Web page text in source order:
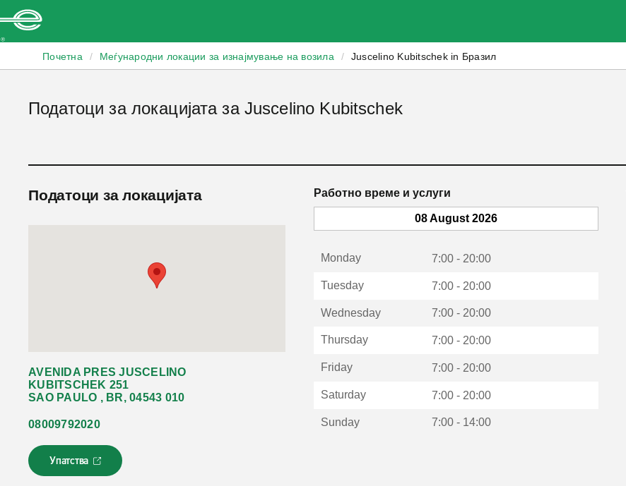
Почетна / Меѓународни локации за изнајмување на возила / Juscelino Kubitschek in Бразил
Податоци за локацијата за Juscelino Kubitschek
Податоци за локацијата
AVENIDA PRES JUSCELINO
KUBITSCHEK 251
SAO PAULO , BR, 04543 010
08009792020
Упатства
Л
и
Работно време и услуги
08 August 2026
Monday 7:00 - 20:00
Tuesday 7:00 - 20:00
Wednesday 7:00 - 20:00
Thursday 7:00 - 20:00
Friday 7:00 - 20:00
Saturday 7:00 - 20:00
Sunday 7:00 - 14:00